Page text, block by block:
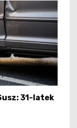
31-latek